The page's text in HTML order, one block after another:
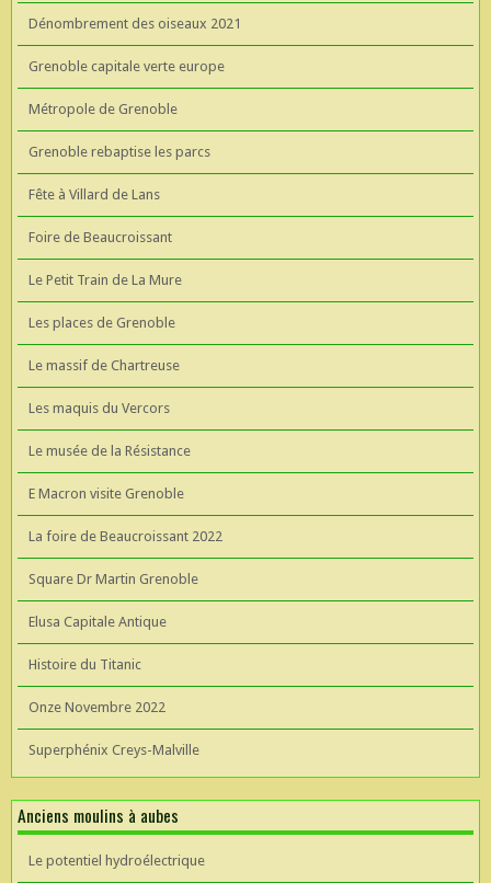
Dénombrement des oiseaux 2021
Grenoble capitale verte europe
Métropole de Grenoble
Grenoble rebaptise les parcs
Fête à Villard de Lans
Foire de Beaucroissant
Le Petit Train de La Mure
Les places de Grenoble
Le massif de Chartreuse
Les maquis du Vercors
Le musée de la Résistance
E Macron visite Grenoble
La foire de Beaucroissant 2022
Square Dr Martin Grenoble
Elusa Capitale Antique
Histoire du Titanic
Onze Novembre 2022
Superphénix Creys-Malville
Anciens moulins à aubes
Le potentiel hydroélectrique